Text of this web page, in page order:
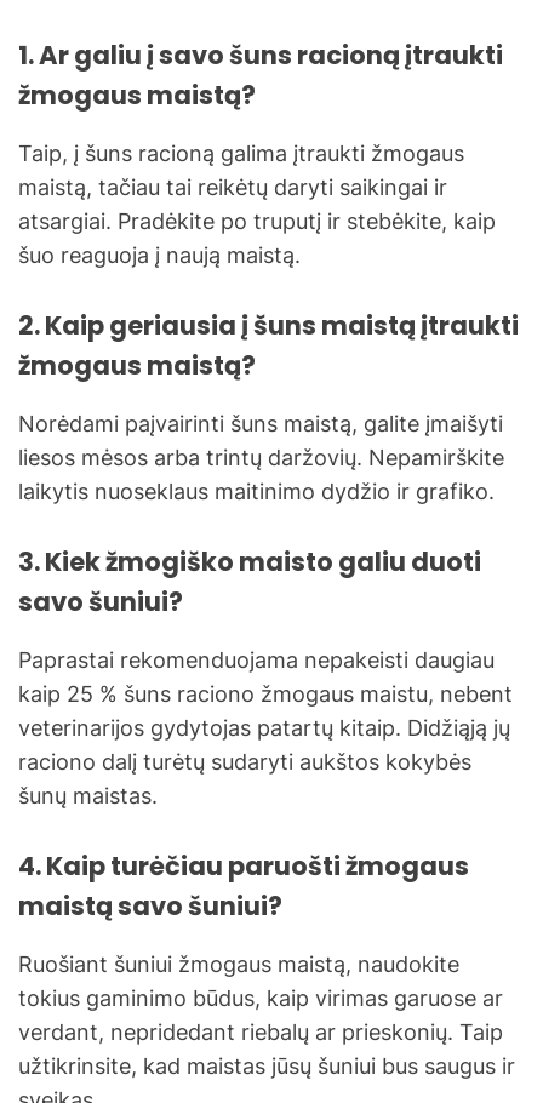
1. Ar galiu į savo šuns racioną įtraukti
žmogaus maistą?
Taip, į šuns racioną galima įtraukti žmogaus
maistą, tačiau tai reikėtų daryti saikingai ir
atsargiai. Pradėkite po truputį ir stebėkite, kaip
šuo reaguoja į naują maistą.
2. Kaip geriausia į šuns maistą įtraukti
žmogaus maistą?
Norėdami paįvairinti šuns maistą, galite įmaišyti
liesos mėsos arba trintų daržovių. Nepamirškite
laikytis nuoseklaus maitinimo dydžio ir grafiko.
3. Kiek žmogiško maisto galiu duoti
savo šuniui?
Paprastai rekomenduojama nepakeisti daugiau
kaip 25 % šuns raciono žmogaus maistu, nebent
veterinarijos gydytojas patartų kitaip. Didžiąją jų
raciono dalį turėtų sudaryti aukštos kokybės
šunų maistas.
4. Kaip turėčiau paruošti žmogaus
maistą savo šuniui?
Ruošiant šuniui žmogaus maistą, naudokite
tokius gaminimo būdus, kaip virimas garuose ar
verdant, nepridedant riebalų ar prieskonių. Taip
užtikrinsite, kad maistas jūsų šuniui bus saugus ir